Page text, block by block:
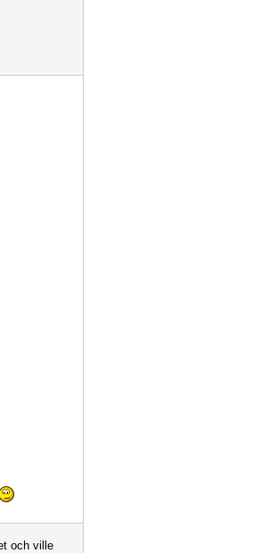
och ville